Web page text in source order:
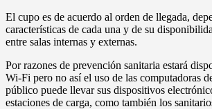
El cupo es de acuerdo al orden de llegada,
características de cada una y de su
entre salas internas y externas.
Por razones de prevención sanitaria estará
Wi-Fi pero no así el uso de las computadoras
público puede llevar sus dispositivos
estaciones de carga, como también los